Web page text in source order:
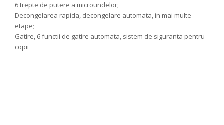
6 trepte de putere a microundelor;
Decongelarea rapida, decongelare automata, in mai multe
etape;
Gatire, 6 functii de gatire automata, sistem de siguranta pentru
copii